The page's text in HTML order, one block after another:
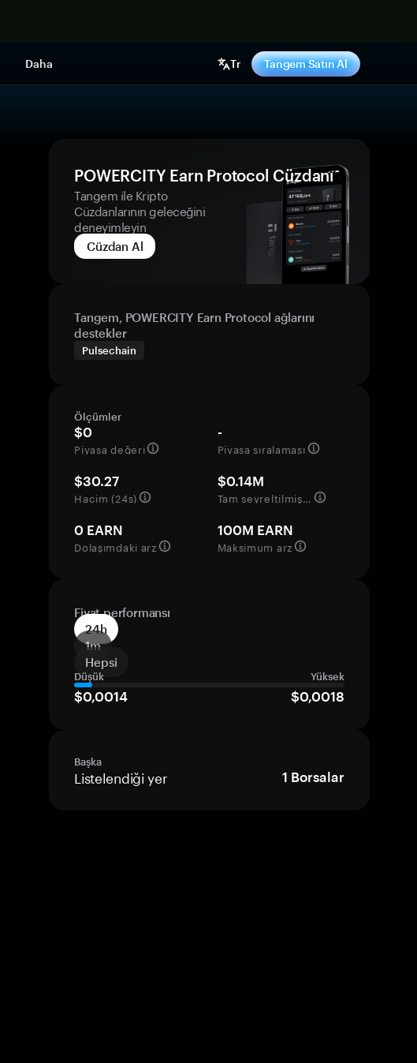
Daha Tr Tangem Satın Al
POWERCITY Earn Protocol Cüzdanı
Tangem ile Kripto
Cüzdanlarının geleceğini
deneyimleyin
Cüzdan Al
Tangem, POWERCITY Earn Protocol ağlarını
destekler
Pulsechain
Ölçümler
$0
Piyasa değeri
-
Piyasa sıralaması
$30.27
Hacim (24s)
$0.14M
Tam seyreltilmiş değerleme
0 EARN
Dolaşımdaki arz
100M EARN
Maksimum arz
Fiyat performansı
24h
1m
Hepsi
Düşük Yüksek
$0,0014 $0,0018
Başka
Listelendiği yer 1 Borsalar